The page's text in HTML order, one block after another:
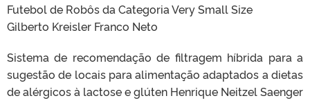
Futebol de Robôs da Categoria Very Small Size
Gilberto Kreisler Franco Neto
Sistema de recomendação de filtragem híbrida para a
sugestão de locais para alimentação adaptados a dietas
de alérgicos à lactose e glúten Henrique Neitzel Saenger